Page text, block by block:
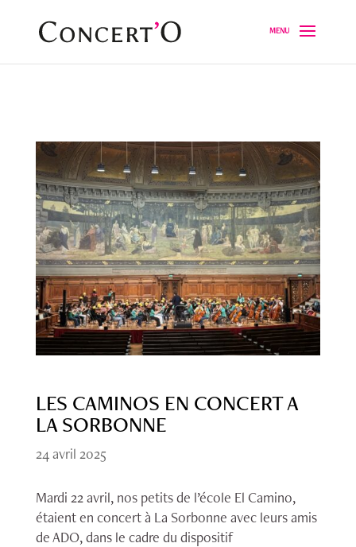
LES CAMINOS EN CONCERT A
LA SORBONNE
24 avril 2025
Mardi 22 avril, nos petits de l’école El Camino,
étaient en concert à La Sorbonne avec leurs amis
de ADO, dans le cadre du dispositif